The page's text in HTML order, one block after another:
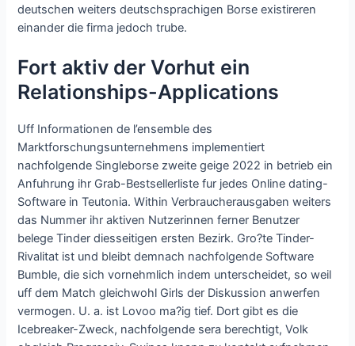
deutschen weiters deutschsprachigen Borse existireren
einander die firma jedoch trube.
Fort aktiv der Vorhut ein
Relationships-Applications
Uff Informationen de l’ensemble des
Marktforschungsunternehmens implementiert
nachfolgende Singleborse zweite geige 2022 in betrieb ein
Anfuhrung ihr Grab-Bestsellerliste fur jedes Online dating-
Software in Teutonia. Within Verbraucherausgaben weiters
das Nummer ihr aktiven Nutzerinnen ferner Benutzer
belege Tinder diesseitigen ersten Bezirk. Gro?te Tinder-
Rivalitat ist und bleibt demnach nachfolgende Software
Bumble, die sich vornehmlich indem unterscheidet, so weil
uff dem Match gleichwohl Girls der Diskussion anwerfen
vermogen. U. a. ist Lovoo ma?ig tief. Dort gibt es die
Icebreaker-Zweck, nachfolgende sera berechtigt, Volk